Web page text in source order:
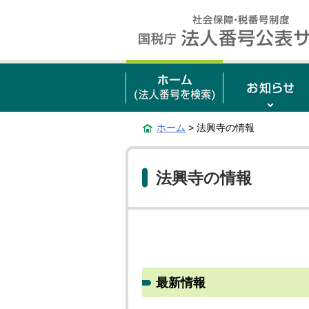
ホーム > 法興寺の情報
法興寺の情報
最新情報